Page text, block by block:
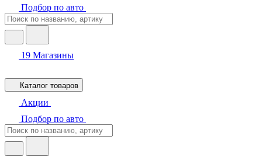
Подбор по авто
19 Магазины
Каталог товаров
Акции
Подбор по авто